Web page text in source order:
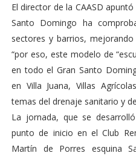
El director de la CAASD
Santo Domingo ha
sectores y barrios,
“por eso, este modelo de
en todo el Gran Santo
en Villa Juana, Villas
temas del drenaje sanitario y
La jornada, que se
punto de inicio en el Club
Martín de Porres esquina